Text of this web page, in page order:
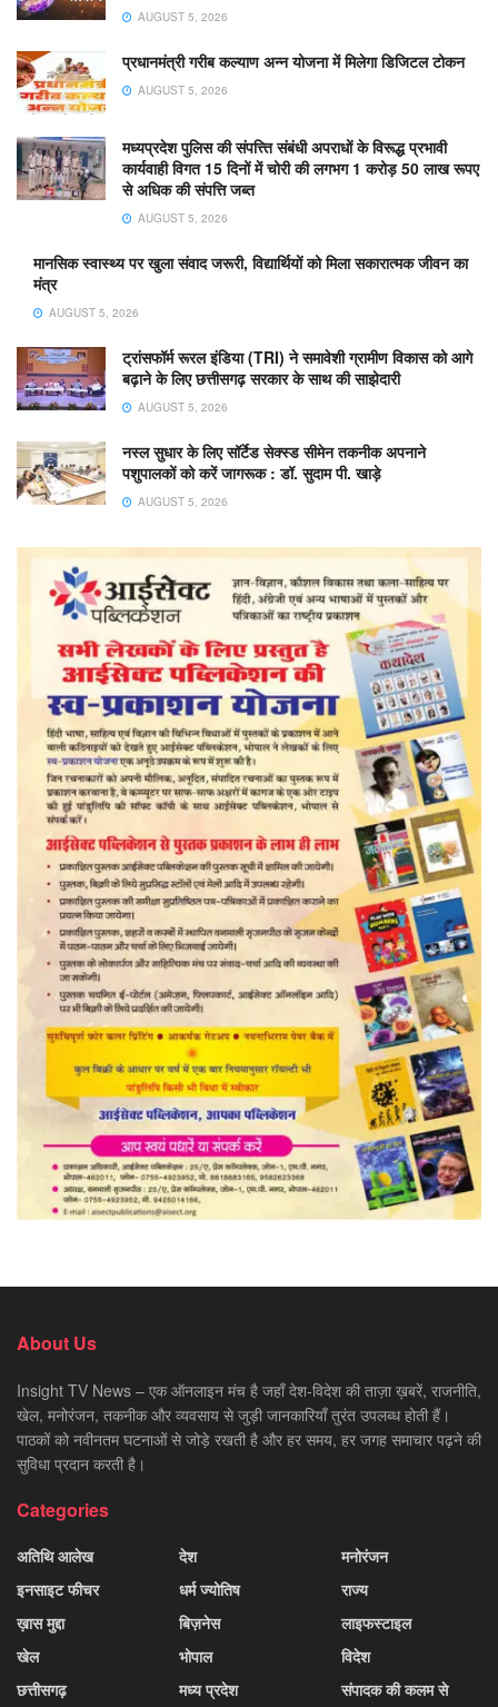
AUGUST 5, 2026
प्रधानमंत्री गरीब कल्याण अन्न योजना में मिलेगा डिजिटल टोकन
AUGUST 5, 2026
मध्यप्रदेश पुलिस की संपत्त्ति संबंधी अपराधों के विरूद्ध प्रभावी
कार्यवाही विगत 15 दिनों में चोरी की लगभग 1 करोड़ 50 लाख रूपए
से अधिक की संपत्ति जब्‍त
AUGUST 5, 2026
मानसिक स्वास्थ्य पर खुला संवाद जरूरी, विद्यार्थियों को मिला सकारात्मक जीवन का
मंत्र
AUGUST 5, 2026
ट्रांसफॉर्म रूरल इंडिया (TRI) ने समावेशी ग्रामीण विकास को आगे
बढ़ाने के लिए छत्तीसगढ़ सरकार के साथ की साझेदारी
AUGUST 5, 2026
नस्ल सुधार के लिए सॉर्टेड सेक्स्ड सीमेन तकनीक अपनाने
पशुपालकों को करें जागरूक : डॉ. सुदाम पी. खाड़े
AUGUST 5, 2026
About Us
Insight TV News – एक ऑनलाइन मंच है जहाँ देश-विदेश की ताज़ा ख़बरें, राजनीति,
खेल, मनोरंजन, तकनीक और व्यवसाय से जुड़ी जानकारियाँ तुरंत उपलब्ध होती हैं।
पाठकों को नवीनतम घटनाओं से जोड़े रखती है और हर समय, हर जगह समाचार पढ़ने की
सुविधा प्रदान करती है।
Categories
अतिथि आलेख
इनसाइट फीचर
ख़ास मुद्दा
खेल
छत्तीसगढ़
देश
धर्म ज्योतिष
बिज़नेस
भोपाल
मध्य प्रदेश
मनोरंजन
राज्य
लाइफस्टाइल
विदेश
संपादक की कलम से